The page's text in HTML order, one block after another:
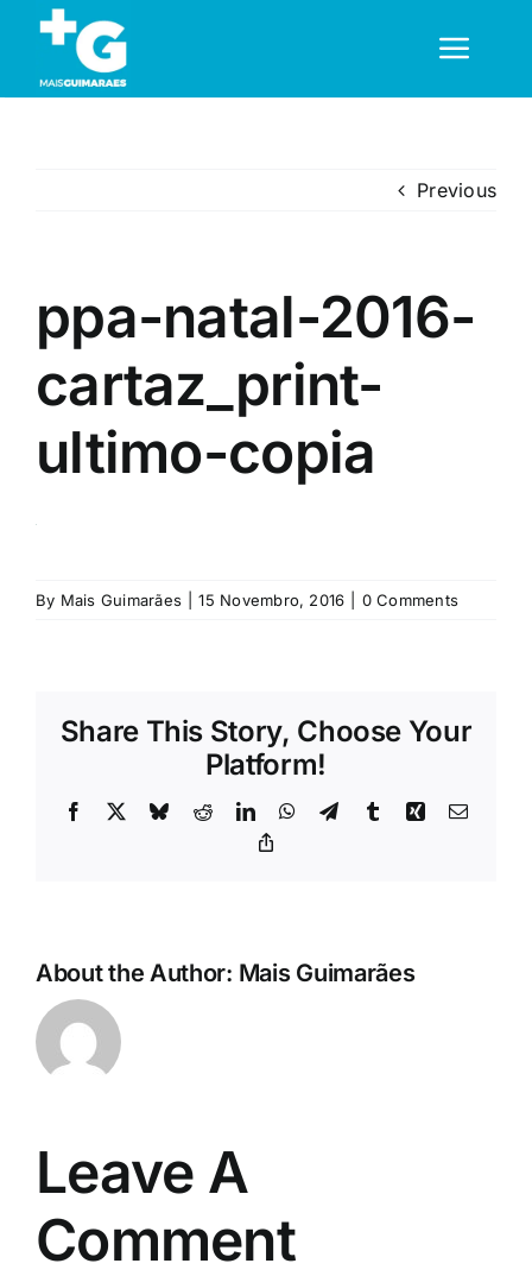
content
Desporto
Opinião
Região
Previous
ppa-natal-2016-
cartaz_print-
ultimo-copia
By Mais Guimarães 15 Novembro, 2016 0 Comments
Share This Story, Choose Your
Platform!
Facebook BlueskyRedditLinkedInWhatsApp
TelegramTumblrXing Email
About the Author: Mais Guimarães
Leave A
Comment